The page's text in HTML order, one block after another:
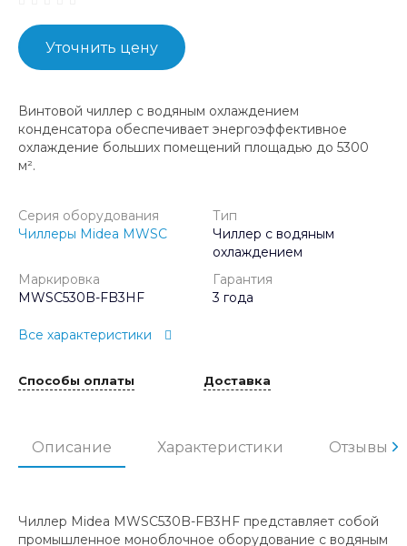
Уточнить цену
Винтовой чиллер с водяным охлаждением
конденсатора обеспечивает энергоэффективное
охлаждение больших помещений площадью до 5300
м².
Серия оборудования
Чиллеры Midea MWSC
Тип
Чиллер с водяным
охлаждением
Маркировка
MWSC530B-FB3HF
Гарантия
3 года
Все характеристики
Способы оплаты Доставка
Описание Характеристики Отзывы
Чиллер Midea MWSC530B-FB3HF представляет собой
промышленное моноблочное оборудование с водяным